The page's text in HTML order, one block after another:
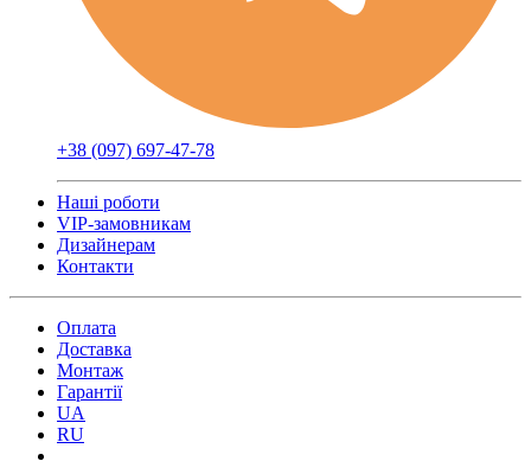
+38 (097) 697-47-78
Наші роботи
VIP-замовникам
Дизайнерам
Контакти
Оплата
Доставка
Монтаж
Гарантії
UA
RU